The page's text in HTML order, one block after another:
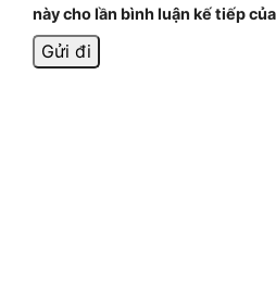
này cho lần bình luận kế tiếp